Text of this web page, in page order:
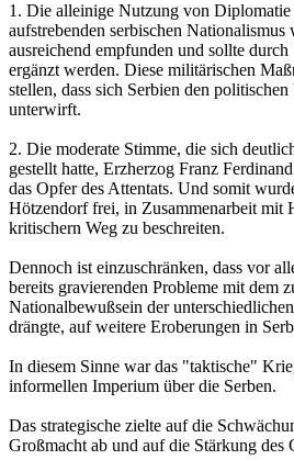
1. Die alleinige Nutzung von Diplomatie
aufstrebenden serbischen
ausreichend empfunden und sollte
ergänzt werden. Diese militärischen
stellen, dass sich Serbien den
unterwirft.
2. Die moderate Stimme, die sich
gestellt hatte, Erzherzog Franz
das Opfer des Attentats. Und somit
Hötzendorf frei, in Zusammenarbeit mit
kritischern Weg zu beschreiten.
Dennoch ist einzuschränken, dass vor
bereits gravierenden Probleme mit dem
Nationalbewußsein der
drängte, auf weitere Eroberungen in
In diesem Sinne war das "taktische"
informellen Imperium über die Serben.
Das strategische zielte auf die
Großmacht ab und auf die Stärkung des